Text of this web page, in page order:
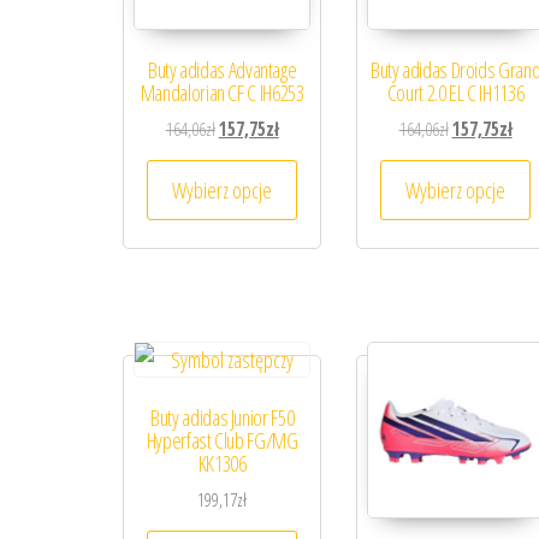
Buty adidas Advantage
Mandalorian CF C IH6253
164,06złPierwotna cena wynosiła: 164,06zł.
157,75złAktualna cena wynosi: 157,75zł.
Wybierz opcje
Ten produkt ma wiele wariantów.
Buty adidas Droids Grand
Court 2.0 EL C IH1136
164,06złPierwotna
157,75zł
Wybierz opcje
Buty adidas Junior F50
Hyperfast Club FG/MG
KK1306
199,17zł